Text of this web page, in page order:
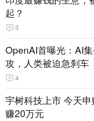
起？
3
OpenAI首曝光：AI
攻，人类被迫急刹车
4
宇树科技上市 今天
赚20万元